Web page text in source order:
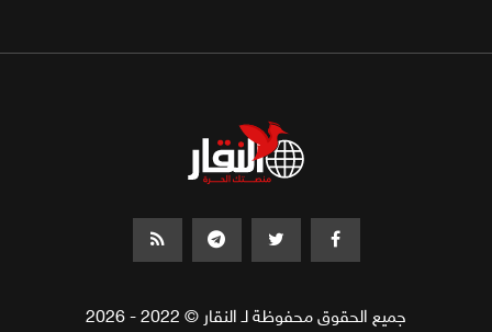
جميع الحقوق محفوظة لـ النقار © 2022 - 2026